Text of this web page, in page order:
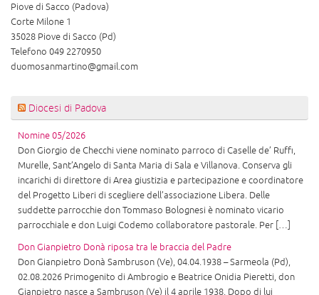
Piove di Sacco (Padova)
Corte Milone 1
35028 Piove di Sacco (Pd)
Telefono 049 2270950
duomosanmartino@gmail.com
Diocesi di Padova
Nomine 05/2026
Don Giorgio de Checchi viene nominato parroco di Caselle de’ Ruffi,
Murelle, Sant’Angelo di Santa Maria di Sala e Villanova. Conserva gli
incarichi di direttore di Area giustizia e partecipazione e coordinatore
del Progetto Liberi di scegliere dell’associazione Libera. Delle
suddette parrocchie don Tommaso Bolognesi è nominato vicario
parrocchiale e don Luigi Codemo collaboratore pastorale. Per […]
Don Gianpietro Donà riposa tra le braccia del Padre
Don Gianpietro Donà Sambruson (Ve), 04.04.1938 – Sarmeola (Pd),
02.08.2026 Primogenito di Ambrogio e Beatrice Onidia Pieretti, don
Gianpietro nasce a Sambruson (Ve) il 4 aprile 1938. Dopo di lui